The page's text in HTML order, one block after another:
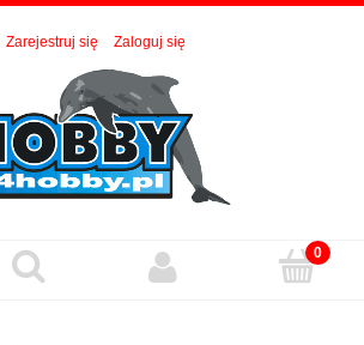
Zarejestruj się Zaloguj się